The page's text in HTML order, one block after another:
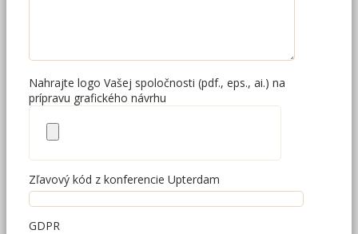
Nahrajte logo Vašej spoločnosti (pdf., eps., ai.) na
prípravu grafického návrhu
Zľavový kód z konferencie Upterdam
GDPR